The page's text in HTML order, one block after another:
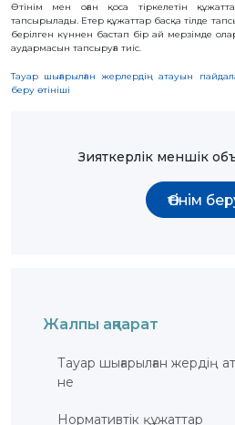
ИНТЕГРАЛДЫҚ
МИКРОСХЕМА
ТОПОЛОГИЯЛАРЫ
КОММЕРЦИЯЛАНДЫРУ
АВТОРЛЫҚ
ҚҰҚЫҚТАР
ГЕОГРАФИЯЛЫҚ
ТАУАРЛАР
ШЫҒАРЫЛҒАН
ЖЕРЛЕР
ИНТЕРАКТИВТІ
Өтiнiм мен оған қоса тiркелетiн
тапсырылады. Етер құжаттар басқа тiлде
берілген күннен бастап бір ай мерзімде
аудармасын тапсыруға тиiс.
Тауар шығарылған жерлердің атауын
беру өтініші
Зияткерлік меншік
Өтінім
Жалпы ақпарат
Тауар шығарылған жердiң
не
Нормативтік құжаттар